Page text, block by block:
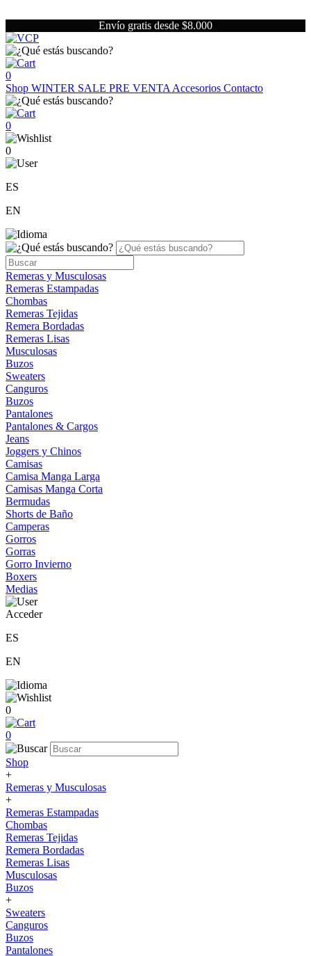
Envío gratis desde $8.000
0
Shop WINTER SALE PRE VENTA Accesorios Contacto
0
0
ES
EN
Remeras y Musculosas
Remeras Estampadas
Chombas
Remeras Tejidas
Remera Bordadas
Remeras Lisas
Musculosas
Buzos
Sweaters
Canguros
Buzos
Pantalones
Pantalones & Cargos
Jeans
Joggers y Chinos
Camisas
Camisa Manga Larga
Camisas Manga Corta
Bermudas
Shorts de Baño
Camperas
Gorros
Gorras
Gorro Invierno
Boxers
Medias
Acceder
ES
EN
0
0
Shop
+
Remeras y Musculosas
+
Remeras Estampadas
Chombas
Remeras Tejidas
Remera Bordadas
Remeras Lisas
Musculosas
Buzos
+
Sweaters
Canguros
Buzos
Pantalones